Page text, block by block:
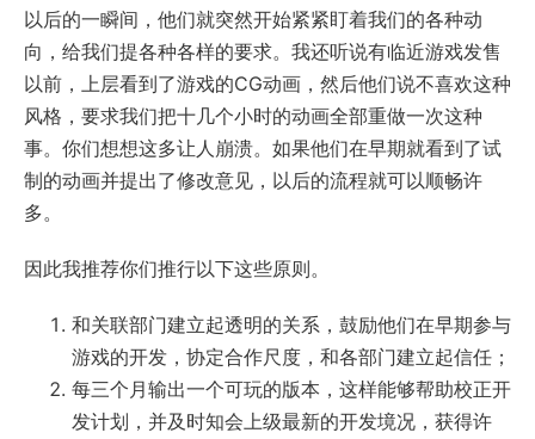
以后的一瞬间，他们就突然开始紧紧盯着我们的各种动
向，给我们提各种各样的要求。我还听说有临近游戏发售
以前，上层看到了游戏的CG动画，然后他们说不喜欢这种
风格，要求我们把十几个小时的动画全部重做一次这种
事。你们想想这多让人崩溃。如果他们在早期就看到了试
制的动画并提出了修改意见，以后的流程就可以顺畅许
多。
因此我推荐你们推行以下这些原则。
和关联部门建立起透明的关系，鼓励他们在早期参与
游戏的开发，协定合作尺度，和各部门建立起信任；
每三个月输出一个可玩的版本，这样能够帮助校正开
发计划，并及时知会上级最新的开发境况，获得许